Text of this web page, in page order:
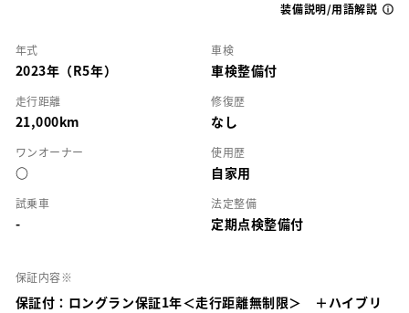
装備説明/用語解説
年式
2023年（R5年）
車検
車検整備付
走行距離
21,000km
修復歴
なし
ワンオーナー
○
使用歴
自家用
試乗車
-
法定整備
定期点検整備付
保証内容※
保証付：ロングラン保証1年＜走行距離無制限＞ ＋ハイブリ